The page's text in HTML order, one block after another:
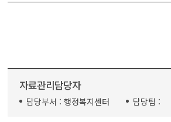
자료관리담당자
담당부서 : 행정복지센터 담당팀 :